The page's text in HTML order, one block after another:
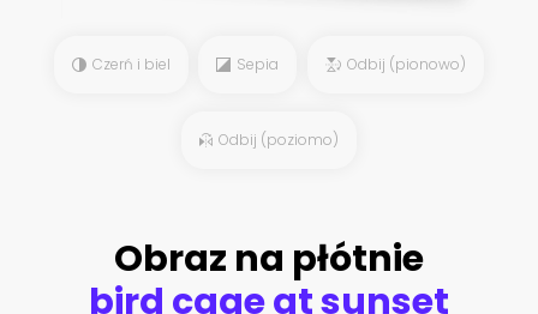
Czerń i biel Sepia Odbij (pionowo)
Odbij (poziomo)
Obraz na płótnie
bird cage at sunset